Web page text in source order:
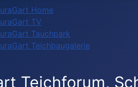
Home
TV
Tauchpark
Teichbaugalerie